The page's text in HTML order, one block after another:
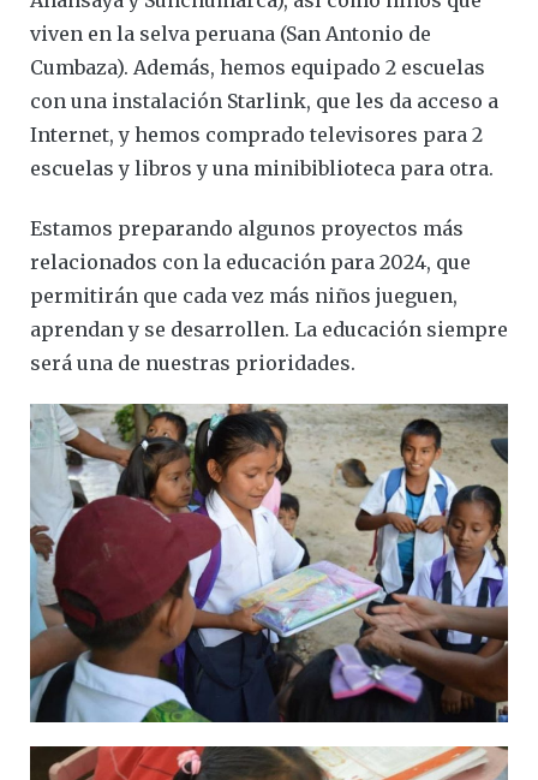
viven en la selva peruana (San Antonio de
Cumbaza). Además, hemos equipado 2 escuelas
con una instalación Starlink, que les da acceso a
Internet, y hemos comprado televisores para 2
escuelas y libros y una minibiblioteca para otra.
Estamos preparando algunos proyectos más
relacionados con la educación para 2024, que
permitirán que cada vez más niños jueguen,
aprendan y se desarrollen. La educación siempre
será una de nuestras prioridades.